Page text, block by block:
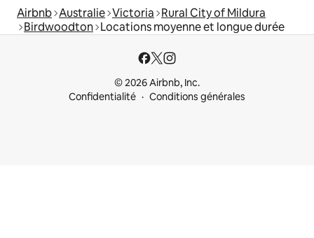
Airbnb Australie Victoria Rural City of Mildura
Birdwoodton Locations moyenne et longue durée
© 2026 Airbnb, Inc.
Confidentialité
Conditions générales